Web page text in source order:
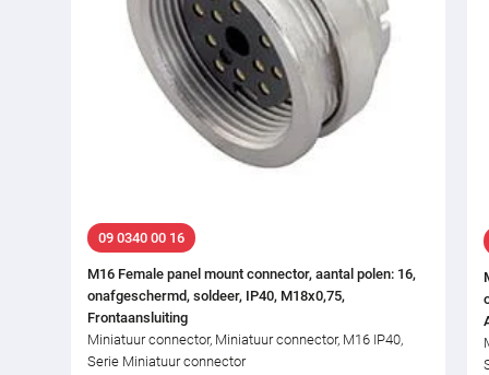
09 0340 00 16
M16 Female panel mount connector, aantal polen: 16,
onafgeschermd, soldeer, IP40, M18x0,75,
Frontaansluiting
Miniatuur connector, Miniatuur connector, M16 IP40,
Serie Miniatuur connector